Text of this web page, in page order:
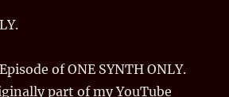
of ONE SYNTH ONLY.
part of my YouTube